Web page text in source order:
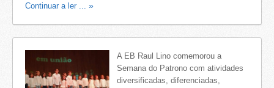
Continuar a ler ...
A EB Raul Lino comemorou a
Semana do Patrono com atividades
diversificadas, diferenciadas,